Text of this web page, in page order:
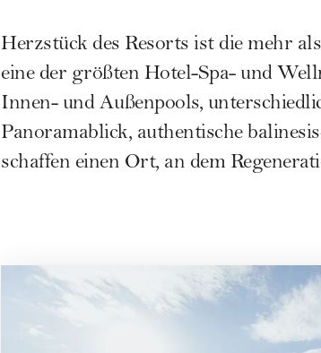
Herzstück des Resorts ist die mehr
eine der größten Hotel-Spa- und
Innen- und Außenpools,
Panoramablick, authentische
schaffen einen Ort, an dem